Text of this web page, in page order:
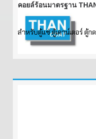
คอยล์ร้อนมาตรฐาน
สำหรับตู้แช่ ตู้เคาน์เตอร์ ตู้ก